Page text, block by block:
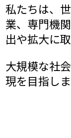
私たちは、
業、専門機
出や拡大に
大規模な社
現を目指しま